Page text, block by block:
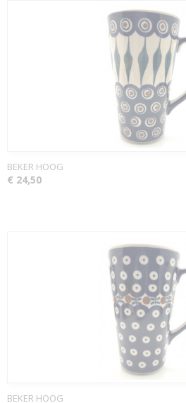
BEKER HOOG
€ 24,50
BEKER HOOG